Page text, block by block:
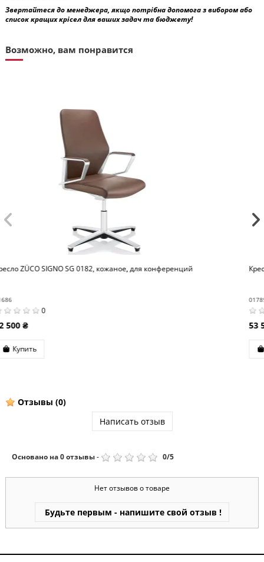
Звертайтеся до менеджера, якщо потрібна допомога з вибором або
список кращих крісел для ваших задач та бюджету!
Возможно, вам понравится
Кресло KLOBER CONNEX CNX90 CONFERENCE, тканевое
Отзывы (0)
Написать отзыв
Основано на0отзывы- 0/5
Нет отзывов о товаре
Будьте первым - напишите свой отзыв !